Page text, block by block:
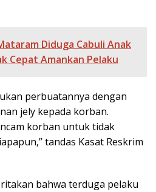
Diduga Cabuli Anak
Cepat Amankan Pelaku
perbuatannya dengan
jely kepada korban.
korban untuk tidak
tandas Kasat Reskrim
bahwa terduga pelaku